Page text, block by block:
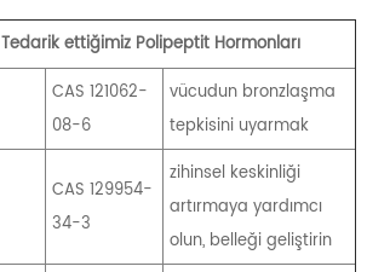
Tedarik ettiğimiz Polipeptit Hormonları
CAS 121062-
08-6
vücudun bronzlaşma
tepkisini uyarmak
CAS 129954-
34-3
zihinsel keskinliği
artırmaya yardımcı
olun, belleği geliştirin